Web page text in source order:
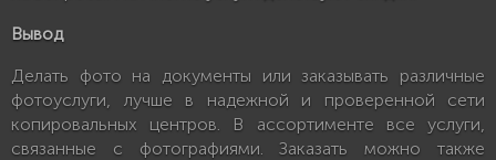
Вывод
Делать фото на документы или заказывать различные
фотоуслуги, лучше в надежной и проверенной сети
копировальных центров. В ассортименте все услуги,
связанные с фотографиями. Заказать можно также